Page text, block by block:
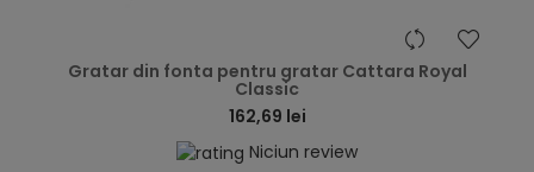
Gratar din fonta pentru gratar Cattara Royal
Classic
162,69 lei
Niciun review